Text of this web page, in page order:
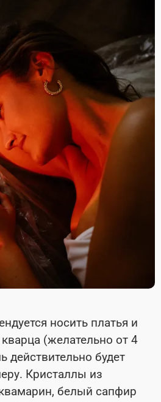
носить платья и
(желательно от 4
действительно будет
Кристаллы из
белый сапфир